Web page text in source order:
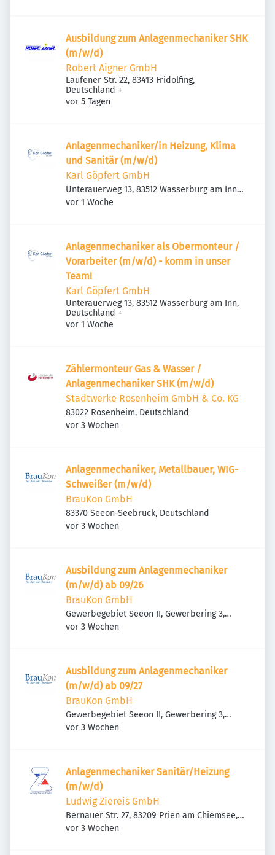
Ausbildung zum Anlagenmechaniker SHK
(m/w/d)
Robert Aigner GmbH
Laufener Str. 22, 83413 Fridolfing,
Deutschland +
Veröffentlicht
vor 5 Tagen
Anlagenmechaniker/in Heizung, Klima
und Sanitär (m/w/d)
Karl Göpfert GmbH
Unterauerweg 13, 83512 Wasserburg am Inn,
Deutschland
Veröffentlicht
vor 1 Woche
Anlagenmechaniker als Obermonteur /
Vorarbeiter (m/w/d) - komm in unser
Team!
Karl Göpfert GmbH
Unterauerweg 13, 83512 Wasserburg am Inn,
Deutschland +
Veröffentlicht
vor 1 Woche
Zählermonteur Gas & Wasser /
Anlagenmechaniker SHK (m/w/d)
Stadtwerke Rosenheim GmbH & Co. KG
83022 Rosenheim, Deutschland
Veröffentlicht
vor 3 Wochen
Anlagenmechaniker, Metallbauer, WIG-
Schweißer (m/w/d)
BrauKon GmbH
83370 Seeon-Seebruck, Deutschland
Veröffentlicht
vor 3 Wochen
Ausbildung zum Anlagenmechaniker
(m/w/d) ab 09/26
BrauKon GmbH
Gewerbegebiet Seeon II, Gewerbering 3,
83370 Seeon-Seebruck, Deutschland
Veröffentlicht
vor 3 Wochen
Ausbildung zum Anlagenmechaniker
(m/w/d) ab 09/27
BrauKon GmbH
Gewerbegebiet Seeon II, Gewerbering 3,
83370 Seeon-Seebruck, Deutschland
Veröffentlicht
vor 3 Wochen
Anlagenmechaniker Sanitär/Heizung
(m/w/d)
Ludwig Ziereis GmbH
Bernauer Str. 27, 83209 Prien am Chiemsee,
Deutschland
Veröffentlicht
vor 3 Wochen